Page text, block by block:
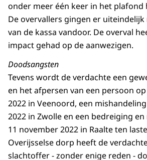
onder meer één keer in het plafond
De overvallers gingen er
van de kassa vandoor. De overval
impact gehad op de aanwezigen.
Doodsangsten
Tevens wordt de verdachte een
en het afpersen van een persoon
2022 in Veenoord, een
2022 in Zwolle en een bedreiging
11 november 2022 in Raalte ten
Overijsselse dorp heeft de
slachtoffer - zonder enige reden -